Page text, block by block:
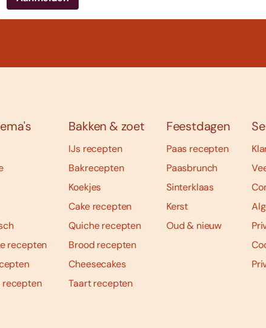
recepten
recepten
Bakken & zoet
IJs recepten
Bakrecepten
Koekjes
Cake recepten
Quiche recepten
Brood recepten
Cheesecakes
Taart recepten
Feestdagen
Paas recepten
Paasbrunch
Sinterklaas
Kerst
Oud & nieuw